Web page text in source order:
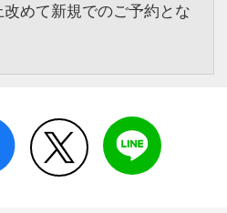
めて新規でのご予約とな